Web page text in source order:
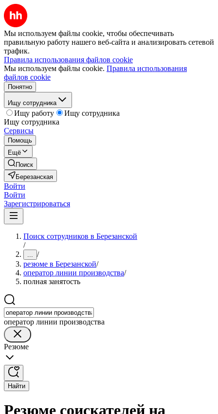
Мы используем файлы cookie, чтобы обеспечивать
правильную работу нашего веб-сайта и анализировать сетевой
трафик.
Правила использования файлов cookie
Мы используем файлы cookie. Правила использования
файлов cookie
Понятно
Ищу сотрудника
Ищу работу
Ищу сотрудника
Ищу сотрудника
Сервисы
Помощь
Ещё
Поиск
Березанская
Войти
Войти
Зарегистрироваться
Поиск сотрудников в Березанской
/
... /
резюме в Березанской/
оператор линии производства/
полная занятость
оператор линии производства
Резюме
Найти
Резюме соискателей на